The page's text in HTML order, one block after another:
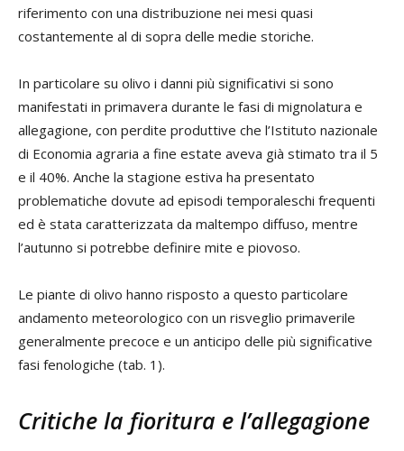
riferimento con una distribuzione nei mesi quasi
costantemente al di sopra delle medie storiche.
In particolare su olivo i danni più significativi si sono
manifestati in primavera durante le fasi di mignolatura e
allegagione, con perdite produttive che l’Istituto nazionale
di Economia agraria a fine estate aveva già stimato tra il 5
e il 40%. Anche la stagione estiva ha presentato
problematiche dovute ad episodi temporaleschi frequenti
ed è stata caratterizzata da maltempo diffuso, mentre
l’autunno si potrebbe definire mite e piovoso.
Le piante di olivo hanno risposto a questo particolare
andamento meteorologico con un risveglio primaverile
generalmente precoce e un anticipo delle più significative
fasi fenologiche (tab. 1).
Critiche la fioritura e l’allegagione